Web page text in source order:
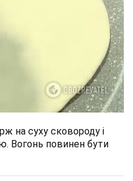
на суху сковороду і
Вогонь повинен бути